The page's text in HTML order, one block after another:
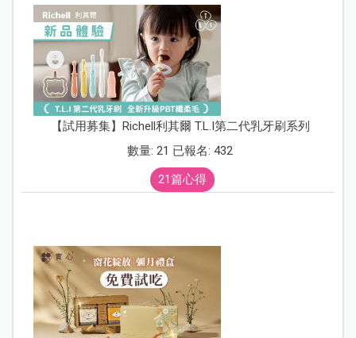
【試用募集】Richell利其爾 T.L.I第二代乳牙刷系列
數量: 21 已報名: 432
21篇心得